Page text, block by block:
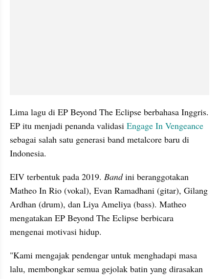
Lima lagu di EP Beyond The Eclipse berbahasa Inggris.
EP itu menjadi penanda validasi Engage In Vengeance
sebagai salah satu generasi band metalcore baru di
Indonesia.
EIV terbentuk pada 2019. Band ini beranggotakan
Matheo In Rio (vokal), Evan Ramadhani (gitar), Gilang
Ardhan (drum), dan Liya Ameliya (bass). Matheo
mengatakan EP Beyond The Eclipse berbicara
mengenai motivasi hidup.
"Kami mengajak pendengar untuk menghadapi masa
lalu, membongkar semua gejolak batin yang dirasakan